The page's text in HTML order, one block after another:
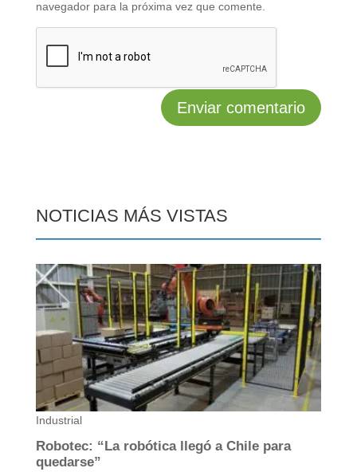
navegador para la próxima vez que comente.
NOTICIAS MÁS VISTAS